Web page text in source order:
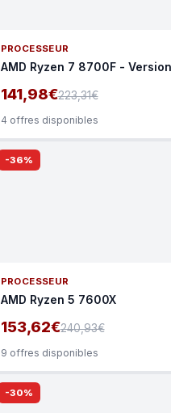
PROCESSEUR
AMD Ryzen 7 8700F -
141,98€223,31€
4 offres disponibles
-36%
PROCESSEUR
AMD Ryzen 5 7600X
153,62€240,93€
9 offres disponibles
-30%